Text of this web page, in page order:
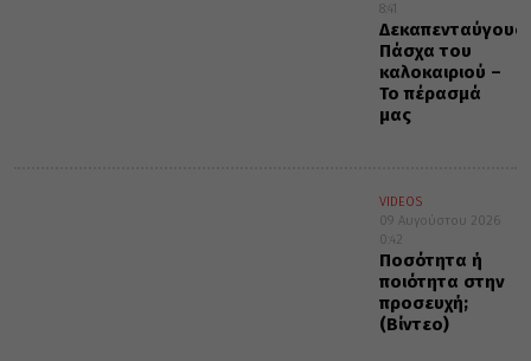
8:41
Πάσχα του
καλοκαιριού –
Το πέρασμά
μας
VIDEOS
09 Αυγούστου 2026
0:42
Ποσότητα ή
ποιότητα στην
προσευχή;
(Βίντεο)